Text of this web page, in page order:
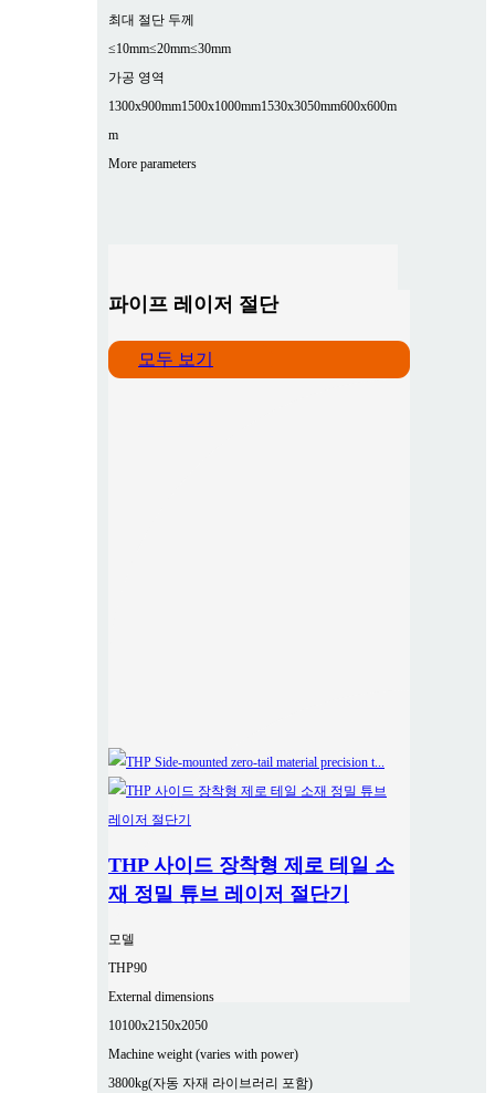
최대 절단 두께
≤10mm≤20mm≤30mm
가공 영역
1300x900mm1500x1000mm1530x3050mm600x600m
m
More parameters
파이프 레이저 절단
모두 보기
THP 사이드 장착형 제로 테일 소
재 정밀 튜브 레이저 절단기
모델
THP90
External dimensions
10100x2150x2050
Machine weight (varies with power)
3800kg(자동 자재 라이브러리 포함)